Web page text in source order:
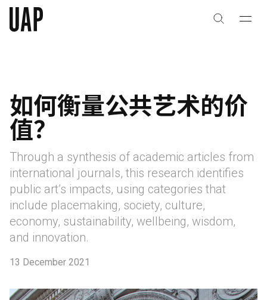
团队与文化
创意者
合作伙伴
项目
能力
艺术咨询
如何衡量公共艺术的价
值？
Through a synthesis of academic articles from
international journals, this research identifies
public art’s impacts, using categories that
include placemaking, society, culture,
economy, sustainability, wellbeing, wisdom,
and innovation.
13 December 2021